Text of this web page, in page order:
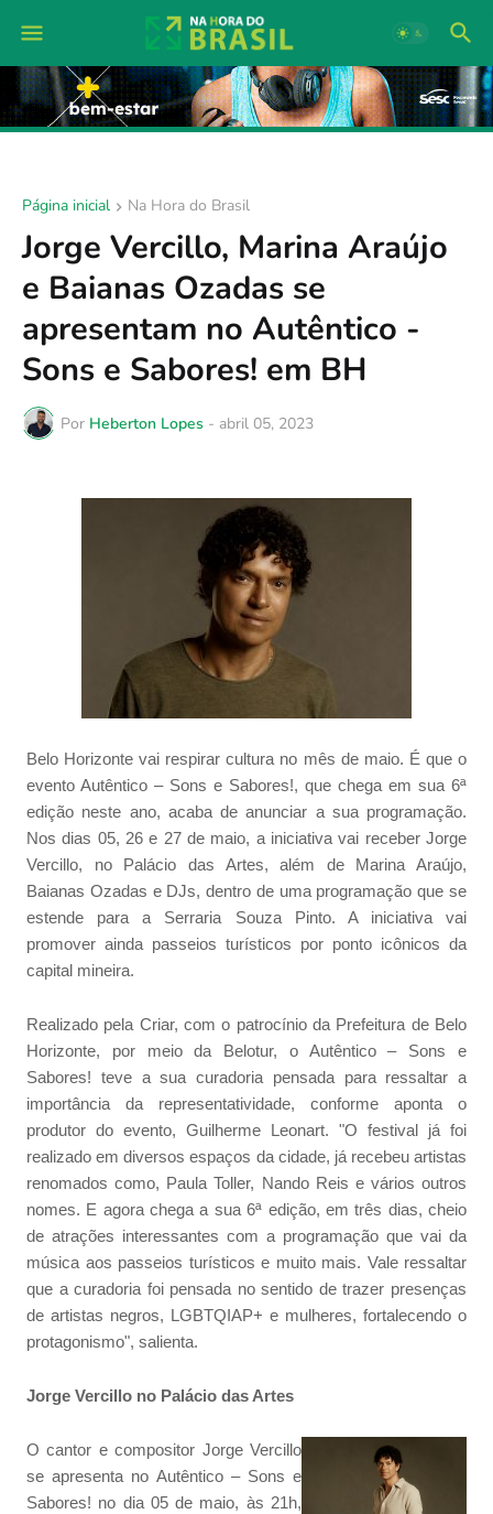
Página inicial Na Hora do Brasil
Jorge Vercillo, Marina Araújo
e Baianas Ozadas se
apresentam no Autêntico -
Sons e Sabores! em BH
Por Heberton Lopes - abril 05, 2023
Belo Horizonte vai respirar cultura no mês de maio. É que o
evento Autêntico – Sons e Sabores!, que chega em sua 6ª
edição neste ano, acaba de anunciar a sua programação.
Nos dias 05, 26 e 27 de maio, a iniciativa vai receber Jorge
Vercillo, no Palácio das Artes, além de Marina Araújo,
Baianas Ozadas e DJs, dentro de uma programação que se
estende para a Serraria Souza Pinto. A iniciativa vai
promover ainda passeios turísticos por ponto icônicos da
capital mineira.
Realizado pela Criar, com o patrocínio da Prefeitura de Belo
Horizonte, por meio da Belotur, o Autêntico – Sons e
Sabores! teve a sua curadoria pensada para ressaltar a
importância da representatividade, conforme aponta o
produtor do evento, Guilherme Leonart. "O festival já foi
realizado em diversos espaços da cidade, já recebeu artistas
renomados como, Paula Toller, Nando Reis e vários outros
nomes. E agora chega a sua 6ª edição, em três dias, cheio
de atrações interessantes com a programação que vai da
música aos passeios turísticos e muito mais. Vale ressaltar
que a curadoria foi pensada no sentido de trazer presenças
de artistas negros, LGBTQIAP+ e mulheres, fortalecendo o
protagonismo", salienta.
Jorge Vercillo no Palácio das Artes
O cantor e compositor Jorge Vercillo
se apresenta no Autêntico – Sons e
Sabores! no dia 05 de maio, às 21h,